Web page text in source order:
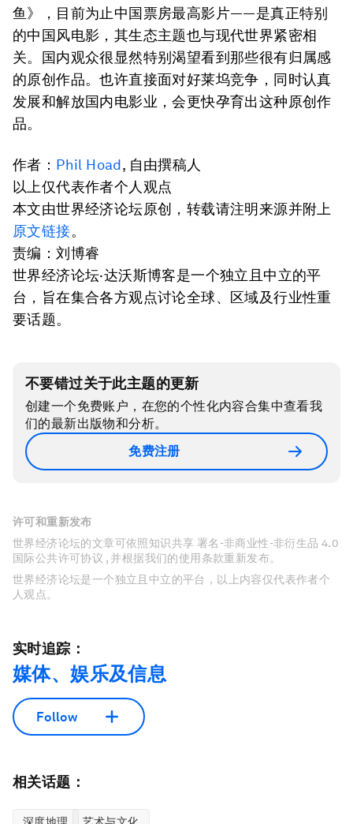
鱼》，目前为止中国票房最高影片——是真正特别
的中国风电影，其生态主题也与现代世界紧密相
关。国内观众很显然特别渴望看到那些很有归属感
的原创作品。也许直接面对好莱坞竞争，同时认真
发展和解放国内电影业，会更快孕育出这种原创作
品。
作者： Phil Hoad, 自由撰稿人
以上仅代表作者个人观点
本文由世界经济论坛原创，转载请注明来源并附上
原文链接。
责编：刘博睿
世界经济论坛·达沃斯博客是一个独立且中立的平
台，旨在集合各方观点讨论全球、区域及行业性重
要话题。
不要错过关于此主题的更新
创建一个免费账户，在您的个性化内容合集中查看我
们的最新出版物和分析。
免费注册
许可和重新发布
世界经济论坛的文章可依照知识共享 署名-非商业性-非衍生品 4.0
国际公共许可协议 , 并根据我们的使用条款重新发布。
世界经济论坛是一个独立且中立的平台，以上内容仅代表作者个
人观点。
实时追踪：
媒体、娱乐及信息
Follow
相关话题：